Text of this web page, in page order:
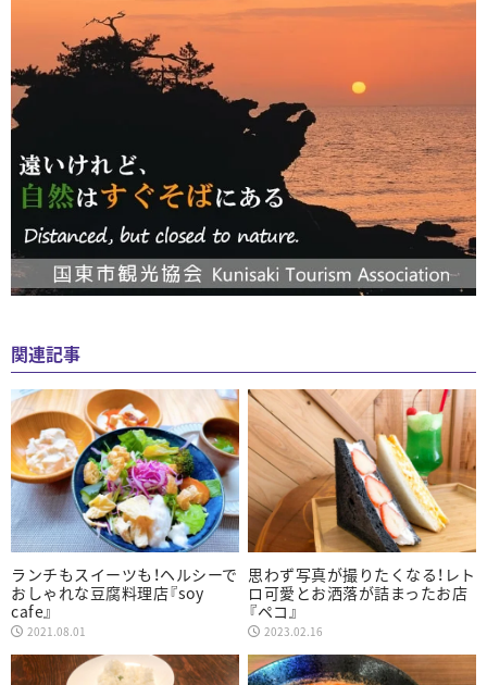
関連記事
ランチもスイーツも！ヘルシーで
おしゃれな豆腐料理店『soy
cafe』
2021.08.01
思わず写真が撮りたくなる！レト
ロ可愛とお洒落が詰まったお店
『ペコ』
2023.02.16